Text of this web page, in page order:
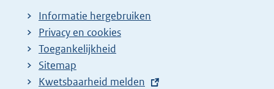
Informatie hergebruiken
Privacy en cookies
Toegankelijkheid
Sitemap
E
Kwetsbaarheid melden